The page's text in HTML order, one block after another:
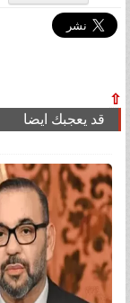
⇧
قد يعجبك ايضا